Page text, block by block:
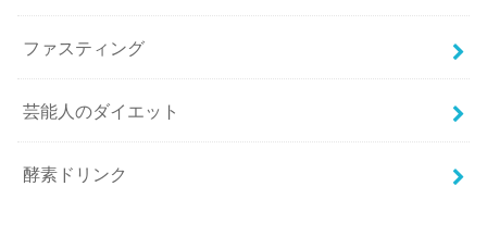
ファスティング
芸能人のダイエット
酵素ドリンク